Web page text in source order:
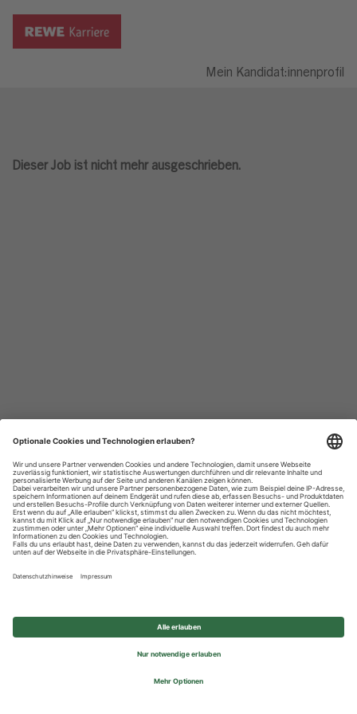
Mein Kandidat:innenprofil
Dieser Job ist nicht mehr ausgeschrieben.
Datenschutzhinweise
Impressum
Privatsphäre-Einstellungen
© 2026 REWE Group - All rights reserved